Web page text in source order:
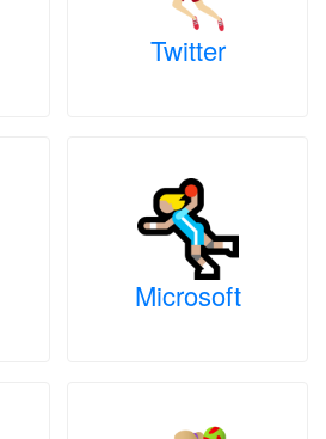
Twitter
Microsoft